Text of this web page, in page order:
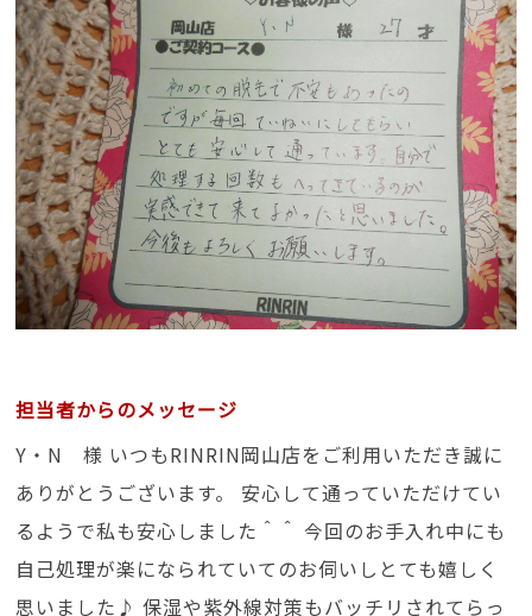
担当者からのメッセージ
Y・N 様 いつもRINRIN岡山店をご利用いただき誠に
ありがとうございます。 安心して通っていただけてい
るようで私も安心しました＾＾ 今回のお手入れ中にも
自己処理が楽になられていてのお伺いしとても嬉しく
思いました♪ 保湿や紫外線対策もバッチリされてらっ